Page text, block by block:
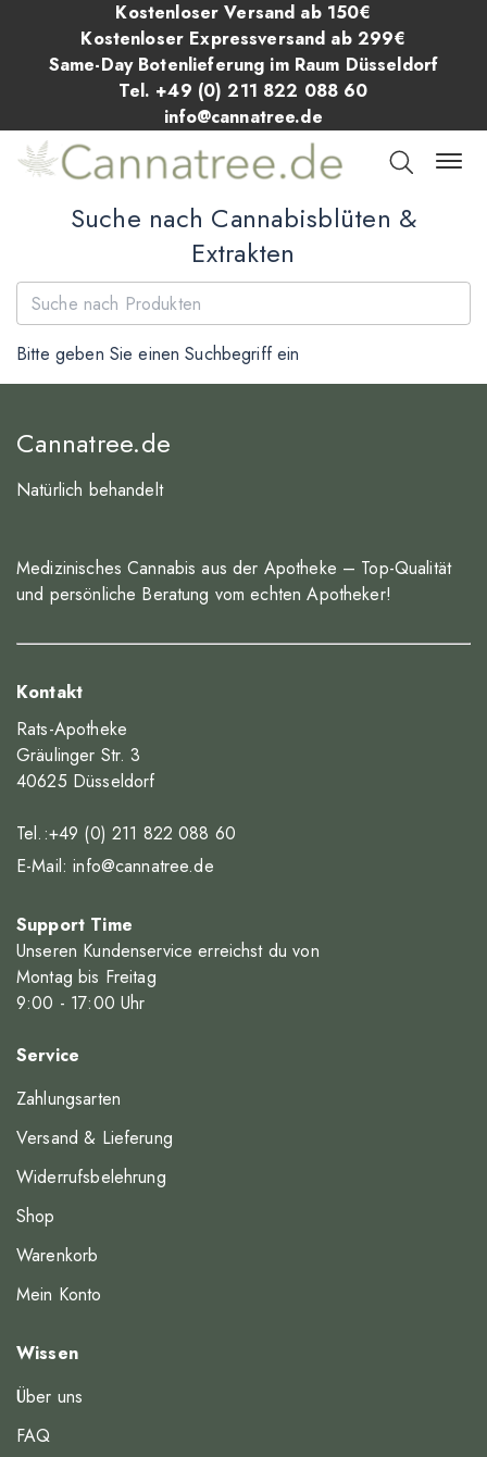
Kostenloser Versand ab 150€
Kostenloser Expressversand ab 299€
Same-Day Botenlieferung im Raum Düsseldorf
Tel. +49 (0) 211 822 088 60
info@cannatree.de
Suche nach Cannabisblüten &
Extrakten
Bitte geben Sie einen Suchbegriff ein
Cannatree.de
Natürlich behandelt
Medizinisches Cannabis aus der Apotheke – Top-Qualität
und persönliche Beratung vom echten Apotheker!
Kontakt
Rats-Apotheke
Gräulinger Str. 3
40625 Düsseldorf
Tel.:+49 (0) 211 822 088 60
E-Mail:info@cannatree.de
Support Time
Unseren Kundenservice erreichst du von
Montag bis Freitag
9:00 - 17:00 Uhr
Service
Zahlungsarten
Versand & Lieferung
Widerrufsbelehrung
Shop
Warenkorb
Mein Konto
Wissen
Über uns
FAQ